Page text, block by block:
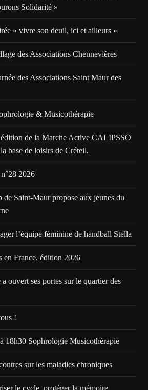
Solidarité »
« vivre son deuil, ici et ailleurs »
des Associations Chennevières
des Associations Saint Maur des
& Musicothérapie
édition de la Marche Active CALIPSSO
base de loisirs de Créteil.
2026
Saint-Maur propose aux jeunes du
l’équipe féminine de handball Stella
en France, édition 2026
ouvert ses portes sur le quartier des
!
18h30 Sophrologie Musicothérapie
sur les maladies chroniques
le cycle, protéger la mémoire